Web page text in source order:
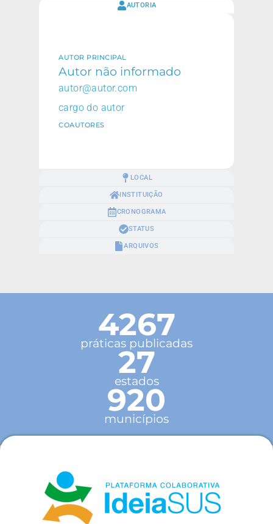
AUTORIA
LOCAL
INSTITUIÇÃO
CRONOGRAMA
STATUS
ARQUIVOS
AUTOR PRINCIPAL
Autor não informado
autor@autor.com
cargo do autor
COAUTORES
4267
práticas publicadas
27
estados
920
municípios